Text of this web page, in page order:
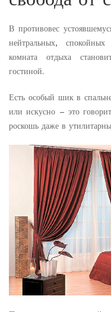
В противовес
нейтральных,
комната отдыха
гостиной.
Есть особый шик в
или искусно – это
роскошь даже в